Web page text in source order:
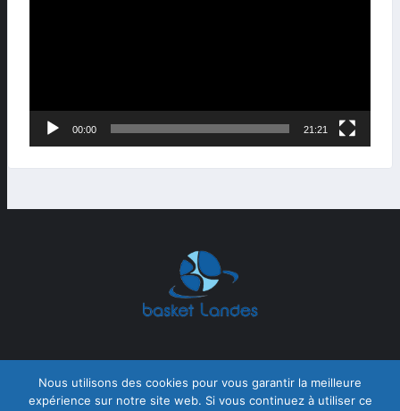
00:00 21:21
Nous utilisons des cookies pour vous garantir la meilleure
expérience sur notre site web. Si vous continuez à utiliser ce